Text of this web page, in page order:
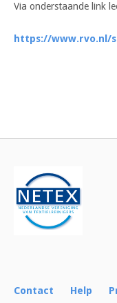
Via onderstaande link
https://www.rvo.nl/
navigatie
Contact Help